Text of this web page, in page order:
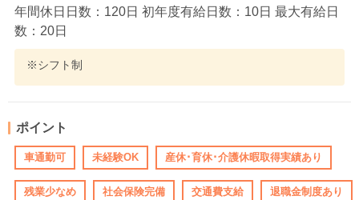
年間休日日数：120日 初年度有給日数：10日 最大有給日
数：20日
※シフト制
ポイント
車通勤可 未経験OK 産休･育休･介護休暇取得実績あり
残業少なめ 社会保険完備 交通費支給 退職金制度あり